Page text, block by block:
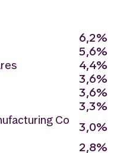
6,2%
5,6%
4,4%
3,6%
3,6%
3,3%
Co
3,0%
2,8%